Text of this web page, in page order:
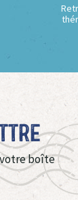
votre boîte